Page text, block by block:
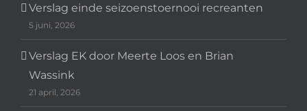
Verslag einde seizoenstoernooi recreanten
5 juni, 2026
Verslag EK door Meerte Loos en Brian
Wassink
21 april, 2026